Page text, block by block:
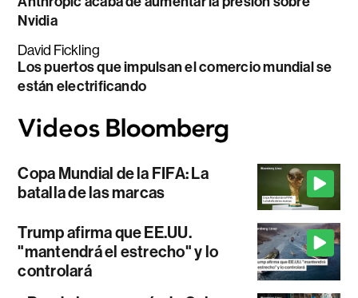
Nvidia
David Fickling
Los puertos que impulsan el comercio mundial se
están electrificando
Copa Mundial de la FIFA: La
batalla de las marcas
Trump afirma que EE.UU.
"mantendrá el estrecho" y lo
controlará